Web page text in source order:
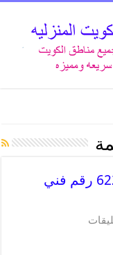
رقم فني تكييف الدسمة 62224041 رقم فني